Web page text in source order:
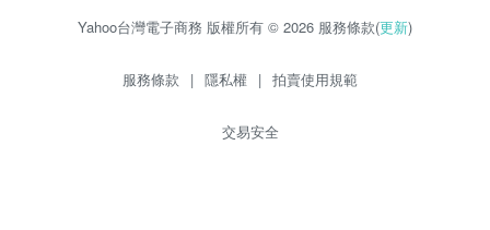
Yahoo台灣電子商務 版權所有 © 2026 服務條款(更新)
服務條款 | 隱私權 | 拍賣使用規範
交易安全